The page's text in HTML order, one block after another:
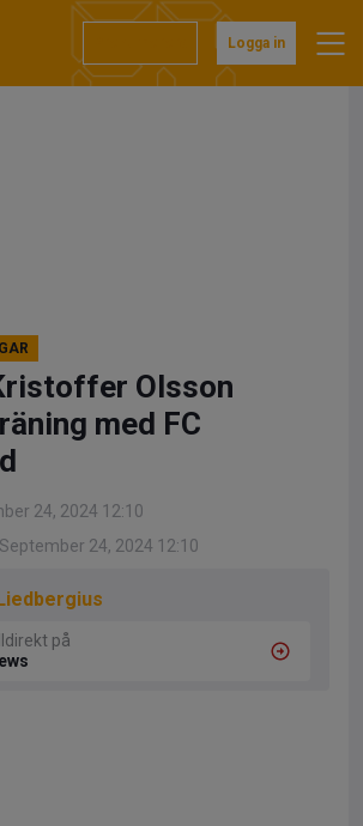
Logga in
Olsson
med FC
24, 2024 12:10
24, 2024 12:10
på